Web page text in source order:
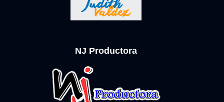
NJ Productora